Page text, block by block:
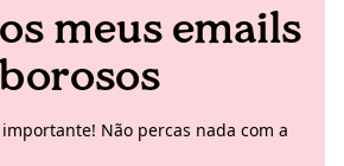
meus emails
Não percas nada com a